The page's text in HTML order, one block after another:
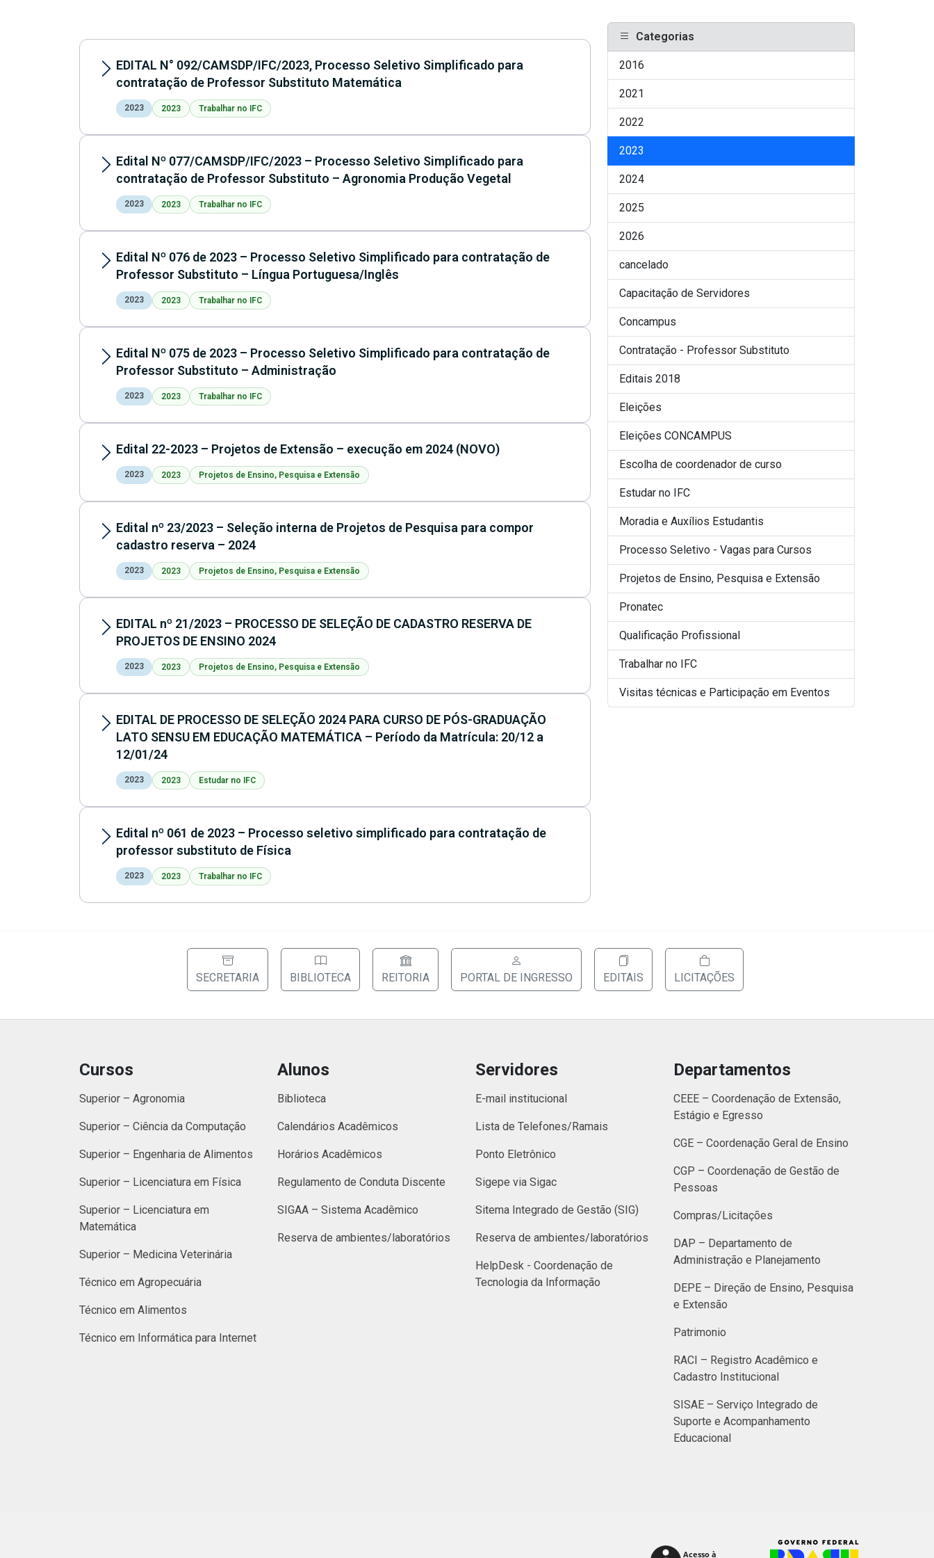
EDITAL N° 092/CAMSDP/IFC/2023, Processo Seletivo Simplificado para
contratação de Professor Substituto Matemática
2023 2023 Trabalhar no IFC
Edital Nº 077/CAMSDP/IFC/2023 – Processo Seletivo Simplificado para
contratação de Professor Substituto – Agronomia Produção Vegetal
2023 2023 Trabalhar no IFC
Edital Nº 076 de 2023 – Processo Seletivo Simplificado para contratação de
Professor Substituto – Língua Portuguesa/Inglês
2023 2023 Trabalhar no IFC
Edital Nº 075 de 2023 – Processo Seletivo Simplificado para contratação de
Professor Substituto – Administração
2023 2023 Trabalhar no IFC
Edital 22-2023 – Projetos de Extensão – execução em 2024 (NOVO)
2023 2023 Projetos de Ensino, Pesquisa e Extensão
Edital nº 23/2023 – Seleção interna de Projetos de Pesquisa para compor
cadastro reserva – 2024
2023 2023 Projetos de Ensino, Pesquisa e Extensão
EDITAL nº 21/2023 – PROCESSO DE SELEÇÃO DE CADASTRO RESERVA DE
PROJETOS DE ENSINO 2024
2023 2023 Projetos de Ensino, Pesquisa e Extensão
EDITAL DE PROCESSO DE SELEÇÃO 2024 PARA CURSO DE PÓS-GRADUAÇÃO
LATO SENSU EM EDUCAÇÃO MATEMÁTICA – Período da Matrícula: 20/12 a
12/01/24
2023 2023 Estudar no IFC
Edital nº 061 de 2023 – Processo seletivo simplificado para contratação de
professor substituto de Física
2023 2023 Trabalhar no IFC
Categorias
2016
2021
2022
2023
2024
2025
2026
cancelado
Capacitação de Servidores
Concampus
Contratação - Professor Substituto
Editais 2018
Eleições
Eleições CONCAMPUS
Escolha de coordenador de curso
Estudar no IFC
Moradia e Auxílios Estudantis
Processo Seletivo - Vagas para Cursos
Projetos de Ensino, Pesquisa e Extensão
Pronatec
Qualificação Profissional
Trabalhar no IFC
Visitas técnicas e Participação em Eventos
SECRETARIA BIBLIOTECA REITORIA PORTAL DE INGRESSO EDITAIS LICITAÇÕES
Cursos
Superior – Agronomia
Superior – Ciência da Computação
Superior – Engenharia de Alimentos
Superior – Licenciatura em Física
Superior – Licenciatura em
Matemática
Superior – Medicina Veterinária
Técnico em Agropecuária
Técnico em Alimentos
Técnico em Informática para Internet
Alunos
Biblioteca
Calendários Acadêmicos
Horários Acadêmicos
Regulamento de Conduta Discente
SIGAA – Sistema Acadêmico
Reserva de ambientes/laboratórios
Servidores
E-mail institucional
Lista de Telefones/Ramais
Ponto Eletrônico
Sigepe via Sigac
Sitema Integrado de Gestão (SIG)
Reserva de ambientes/laboratórios
HelpDesk - Coordenação de
Tecnologia da Informação
Departamentos
CEEE – Coordenação de Extensão,
Estágio e Egresso
CGE – Coordenação Geral de Ensino
CGP – Coordenação de Gestão de
Pessoas
Compras/Licitações
DAP – Departamento de
Administração e Planejamento
DEPE – Direção de Ensino, Pesquisa
e Extensão
Patrimonio
RACI – Registro Acadêmico e
Cadastro Institucional
SISAE – Serviço Integrado de
Suporte e Acompanhamento
Educacional